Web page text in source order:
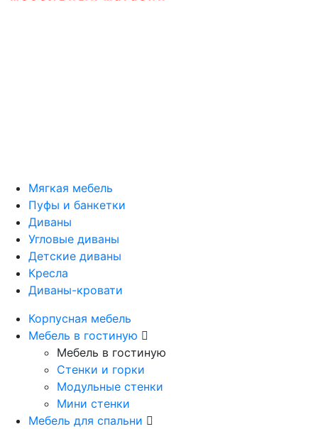
Мягкая мебель
Пуфы и банкетки
Диваны
Угловые диваны
Детские диваны
Кресла
Диваны-кровати
Корпусная мебель
Мебель в гостиную
Мебель в гостиную
Стенки и горки
Модульные стенки
Мини стенки
Мебель для спальни